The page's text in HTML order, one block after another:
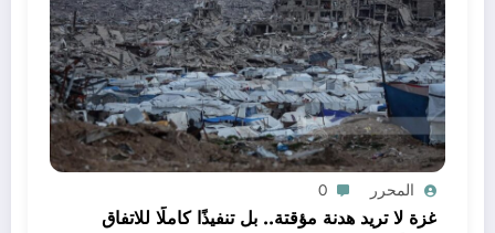
المحرر 0
غزة لا تريد هدنة مؤقتة.. بل تنفيذًا كاملًا للاتفاق